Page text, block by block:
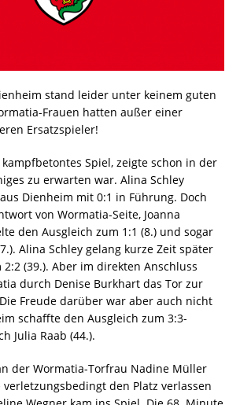
stand leider unter keinem guten
Frauen hatten außer einer
Ersatzspieler!
Spiel, zeigte schon in der
zu erwarten war. Alina Schley
Dienheim mit 0:1 in Führung. Doch
von Wormatia-Seite, Joanna
den Ausgleich zum 1:1 (8.) und sogar
Alina Schley gelang kurze Zeit später
(39.). Aber im direkten Anschluss
durch Denise Burkhart das Tor zur
Freude darüber war aber auch nicht
schaffte den Ausgleich zum 3:3-
Julia Raab (44.).
der Wormatia-Torfrau Nadine Müller
verletzungsbedingt den Platz verlassen